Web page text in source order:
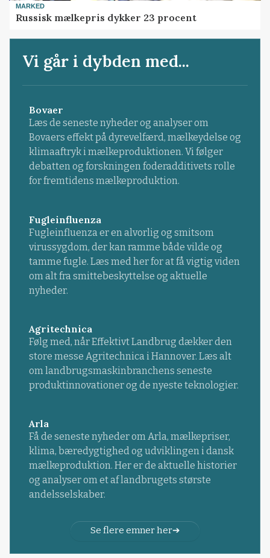
MARKED
Russisk mælkepris dykker 23 procent
Vi går i dybden med...
Bovaer
Læs de seneste nyheder og analyser om
Bovaers effekt på dyrevelfærd, mælkeydelse og
klimaaftryk i mælkeproduktionen. Vi følger
debatten og forskningen foderadditivets rolle
for fremtidens mælkeproduktion.
Fugleinfluenza
Fugleinfluenza er en alvorlig og smitsom
virussygdom, der kan ramme både vilde og
tamme fugle. Læs med her for at få vigtig viden
om alt fra smittebeskyttelse og aktuelle
nyheder.
Agritechnica
Følg med, når Effektivt Landbrug dækker den
store messe Agritechnica i Hannover. Læs alt
om landbrugsmaskinbranchens seneste
produktinnovationer og de nyeste teknologier.
Arla
Få de seneste nyheder om Arla, mælkepriser,
klima, bæredygtighed og udviklingen i dansk
mælkeproduktion. Her er de aktuelle historier
og analyser om et af landbrugets største
andelsselskaber.
Se flere emner her